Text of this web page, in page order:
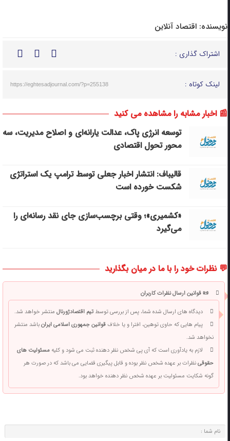
نویسنده: اقتصاد آنلاین
اشتراک گذاری :
لینک کوتاه : https://eghtesadjournal.com/?p=255138
📰 اخبار مشابه را مشاهده می کنید
توسعه انرژی پاک، عدالت یارانه‌ای و اصلاح مدیریت، سه
محور تحول اقتصادی
قالیباف: انتشار اخبار جعلی توسط ترامپ یک استراتژی
شکست خورده است
«کشمیری»؛ وقتی برچسب‌سازی جای نقد رسانه‌ای را
می‌گیرد
💬 نظرات خود را با ما در میان بگذارید
📜 قوانین ارسال نظرات کاربران
دیدگاه های ارسال شده شما، پس از بررسی توسطتیم اقتصادژورنالمنتشر خواهد شد.
پیام هایی که حاوی توهین، افترا و یا خلافقوانین جمهوری اسلامی ایرانباشد منتشر
نخواهد شد.
لازم به یادآوری است که آی پی شخص نظر دهنده ثبت می شود و کلیهمسئولیت های
حقوقینظرات بر عهده شخص نظر بوده و قابل پیگیری قضایی می باشد که در صورت هر
گونه شکایت مسئولیت بر عهده شخص نظر دهنده خواهد بود.